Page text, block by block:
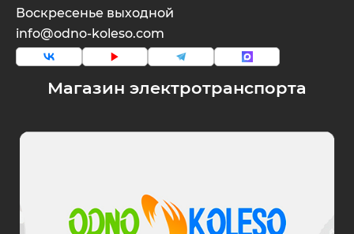
Магазин электротранспорта
Воскресенье выходной
info@odno-koleso.com